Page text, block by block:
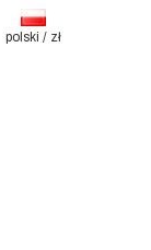
polski / zł